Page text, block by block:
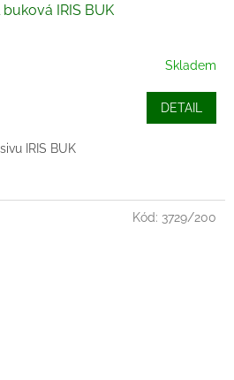
IRIS BUK
Skladem
DETAIL
IRIS BUK
Kód: 3729/200